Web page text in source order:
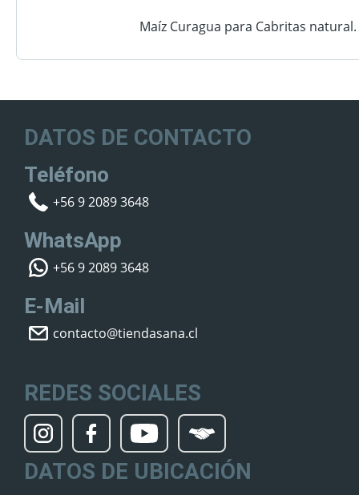
Maíz Curagua para Cabritas natural.
DATOS DE CONTACTO
Teléfono
+56 9 2089 3648
WhatsApp
+56 9 2089 3648
E-Mail
contacto@tiendasana.cl
REDES SOCIALES
DATOS DE UBICACIÓN